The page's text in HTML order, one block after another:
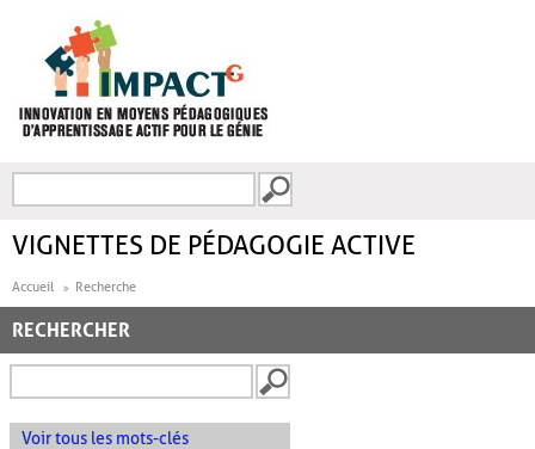
FORMULAIRE DE
VIGNETTES DE PÉDAGOGIE ACTIVE
Accueil Recherche
RECHERCHER
Voir tous les mots-clés